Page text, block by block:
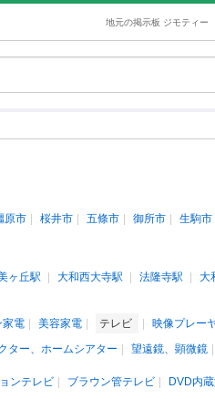
地元の掲示板 ジモティー
原市 桜井市 五條市 御所市 生駒市
ヶ丘駅 大和西大寺駅 法隆寺駅 大
家電 美容家電 テレビ 映像プレー
ター、ホームシアター 望遠鏡、顕微鏡
ンテレビ ブラウン管テレビ DVD内